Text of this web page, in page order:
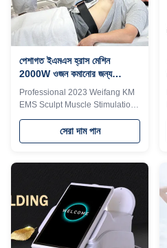
পেশাগত ইএমএস হ্রাস মেশিন
2000W ওজন কমানোর জন্য
ডেস্কটপ টাইপ
Professional 2023 Weifang KM
EMS Sculpt Muscle Stimulation
Equipment For Weight Loss
2023 Weifang KM EMS sculpt
face and body slimming
online ? Please contact my
Tel/WhatsApp/Wechat number :
+8613792693152 The
professional machine is use for
beauty salon, spa, clinic ect. We
সেরা দাম পান